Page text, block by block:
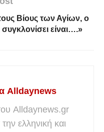
Βίους των Αγίων, ο
είναι….»
Alldaynews
Alldaynews.gr
ελληνική και